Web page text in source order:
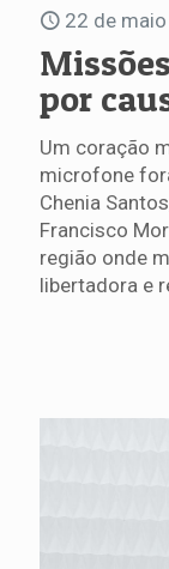
22 de
por
Um coração
microfone
Chenia
Francisco
região onde
libertadora e